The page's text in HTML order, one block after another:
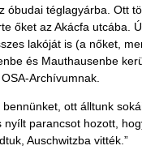
óbudai téglagyárba.
őket az Akácfa
lakóját is (a nőket,
és Mauthausenbe
Archívumnak.
ott álltunk
parancsot hozott,
Auschwitzba vitték.”